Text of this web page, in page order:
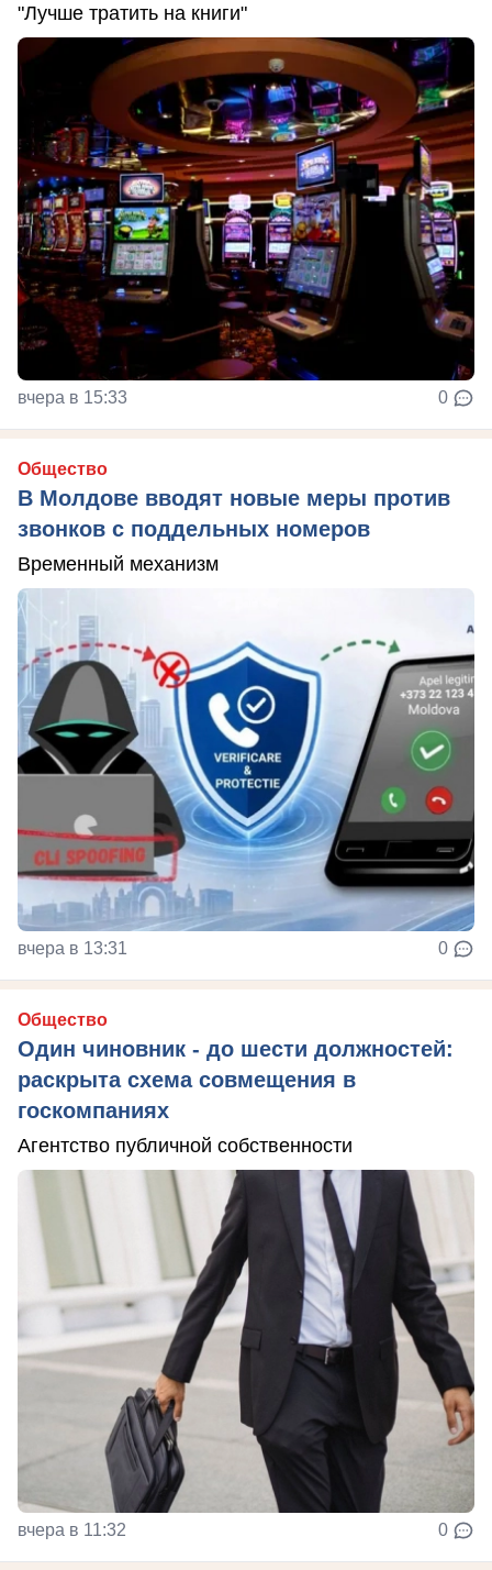
"Лучше тратить на книги"
вчера в 15:33 0
Общество
В Молдове вводят новые меры против
звонков с поддельных номеров
Временный механизм
вчера в 13:31 0
Общество
Один чиновник - до шести должностей:
раскрыта схема совмещения в
госкомпаниях
Агентство публичной собственности
вчера в 11:32 0